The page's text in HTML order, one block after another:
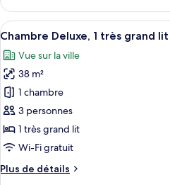
grand
lit
le
type
de
Chambre,
très
grand
lit
Afficher
toutes
les
photos
pour
ce
type
de
chambre :
Chambre
14
Chambre Deluxe, 1 très grand lit
Vue sur la ville
38 m²
1 chambre
3 personnes
1 très grand lit
Wi-Fi gratuit
Plus de détails
Plus